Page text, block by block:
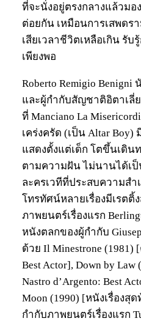
ที่จะนั่งอยู่ตรงกลางแล้วมอ
ต่อยกัน เหมือนการเสพดร
เสียเวลาชีวิตเหลือเกิน รั
เพียงพอ
Roberto Remigio
และผู้กำกับสัญชาติอิตาเลี่ย
ที่ Manciano La
เคร่งครัด (เป็น Altar
แสดงตั้งแต่เด็ก โตขึ้นเดินท
ตามความฝัน ไม่นานได้เ
ละครเวทีที่ประสบความส
โทรทัศน์หลายเรื่องมีเรตติ้
ภาพยนตร์เรื่องแรก
หนังตลกของผู้กำกับ
ด้วย Il Minestrone (1981)
Best Actor], Down by
Nastro d’Argento: Best
Moon (1990) [หนังเรื่องสุ
กำกับภาพยนตร์เรื่องแรก